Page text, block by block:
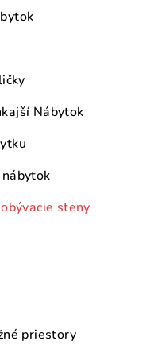
Nábytok
steny
priestory